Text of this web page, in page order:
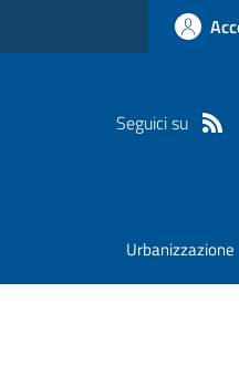
Seguici su
Urbanizzazione